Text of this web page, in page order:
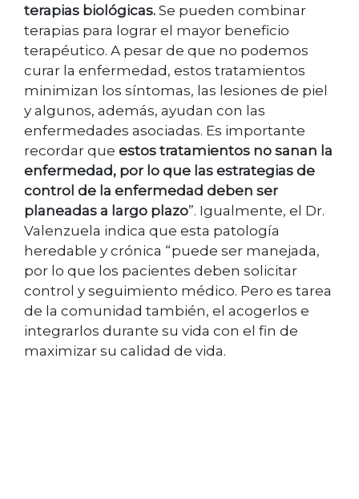
terapias biológicas. Se pueden combinar
terapias para lograr el mayor beneficio
terapéutico. A pesar de que no podemos
curar la enfermedad, estos tratamientos
minimizan los síntomas, las lesiones de piel
y algunos, además, ayudan con las
enfermedades asociadas. Es importante
recordar que estos tratamientos no sanan la
enfermedad, por lo que las estrategias de
control de la enfermedad deben ser
planeadas a largo plazo”. Igualmente, el Dr.
Valenzuela indica que esta patología
heredable y crónica “puede ser manejada,
por lo que los pacientes deben solicitar
control y seguimiento médico. Pero es tarea
de la comunidad también, el acogerlos e
integrarlos durante su vida con el fin de
maximizar su calidad de vida.